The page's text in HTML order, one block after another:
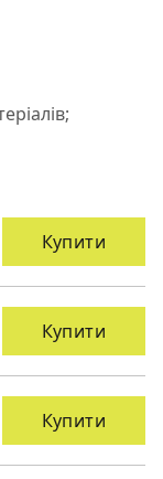
Купити
Купити
Купити